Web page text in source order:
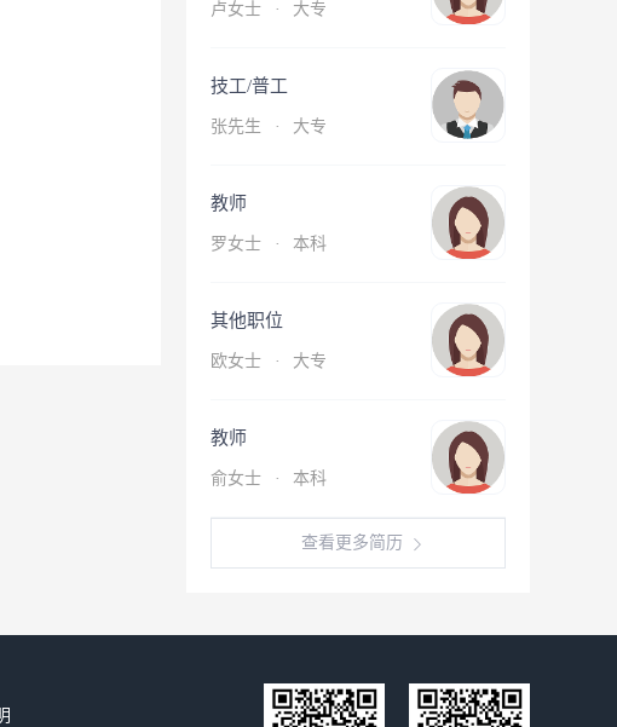
卢女士 · 大专
技工/普工
张先生 · 大专
教师
罗女士 · 本科
其他职位
欧女士 · 大专
教师
俞女士 · 本科
查看更多简历